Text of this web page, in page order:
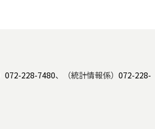
072-228-7480、（統計情報係） 072-228-